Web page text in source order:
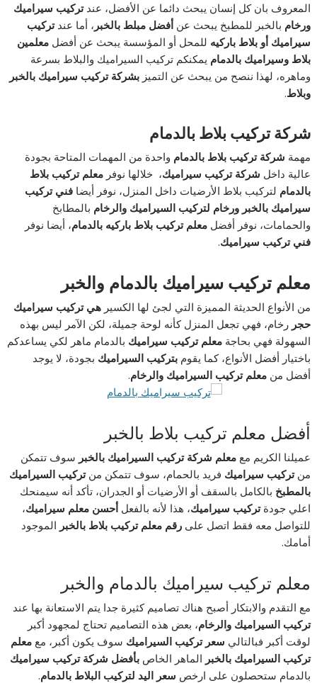
المعروف بان كل إنسان يبحث دائما عن الأفضل، عندتركيب سيراميك
ورخام بالخبر للمطبخ يبحث عنأفضل مبلط بالخبر ، أما عندتركيب
سيراميك أو بلاط باركيه للمحل أو المؤسسة يبحث عن أفضلمعلمين
بلاط وسيراميك بالدمام يمكنكم تركيب السيراميك والبلاط بسرعة
وماهره، لهذا ننصح من يبحث عن التميزبشركة تركيب سيراميك بالخبر
وبلاط.
شركة تركيب بلاط بالدمام
مهمة شركة تركيب بلاط بالدمام واحدة من المهمات المتاحة بجودة
عالية داخل شركة تركيب سيراميك، خلالها نوفرمعلم تركيب بلاط
بالدمام لتركيب بلاط الأرضيات داخل المنزل، نوفر أيضافني تركيب
سيراميك بالخبر ورخام لتركيب السيراميك والرخام بالمطابخ
والحمامات، نوفر أفضلمعلم تركيب بلاط باركيه بالدمام، أيضا نوفر
فني تركيب سيراميك.
معلم تركيب سيراميك بالدمام والخبر
من الأنواع الحديثة المميزة التي لجئ لها الكسيرهي تركيب سيراميك
حجر رخام، فهي تجعل المنزل كأنه لوحة جميلة، لكن الآمر ليس بهذه
السهولة فهي بحاجةمعلم تركيب سيراميك بالدمام ماهر لكي يساعدكم
باختيار أفضل الأنواع، كما يقومبتركيب السيراميك بجودة، لا يوجد
أفضل منمعلم تركيب السيراميك والرخام.
أفضل معلم تركيب بلاط بالخبر
عميلنا الكريم معمعلم شركة تركيب السيراميك بالخبر سوف تتمكن
منتركيب سيراميك فريد بالحمام، سوف تتمكن منتركيب السيراميك
بالمطبخ بالكامل بالسقف أو الأرضيات أو الجدران، تأكد أنه سيمنحك
اعلي جودةتركيب سيراميك، هذا لأنه بالفعلأحسن معلم سيراميك،
للتواصل معه فقط اتصل علىرقم معلم تركيب بلاط بالخبر الموجود
أمامك.
معلم تركيب سيراميك بالدمام والخبر
مع التقدم والابتكار أصبح هناك تصاميم كثيرة جدا يتم الاستعانة بها عند
تركيب السيراميك والرخام، بعض هذه التصاميم تحتاج لمجهود أكبر
لوقت أكبر فبالتالي سعر تركيب السيراميك سوف يكون أكبر، معمعلم
تركيب السيراميك بالخبر الماهر الخاصبأفضل شركة تركيب سيراميك
بالدمام ستحصلون على ارخص سعر اليد لتركيب البلاط بالدمام.